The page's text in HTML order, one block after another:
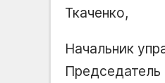
Ткаченко,
Начальник